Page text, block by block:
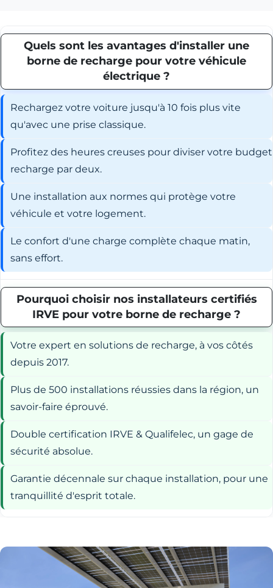
Quels sont les avantages d'installer une
borne de recharge pour votre véhicule
électrique ?
Rechargez votre voiture jusqu'à 10 fois plus vite
qu'avec une prise classique.
Profitez des heures creuses pour diviser votre budget
recharge par deux.
Une installation aux normes qui protège votre
véhicule et votre logement.
Le confort d'une charge complète chaque matin,
sans effort.
Pourquoi choisir nos installateurs certifiés
IRVE pour votre borne de recharge ?
Votre expert en solutions de recharge, à vos côtés
depuis 2017.
Plus de 500 installations réussies dans la région, un
savoir-faire éprouvé.
Double certification IRVE & Qualifelec, un gage de
sécurité absolue.
Garantie décennale sur chaque installation, pour une
tranquillité d'esprit totale.